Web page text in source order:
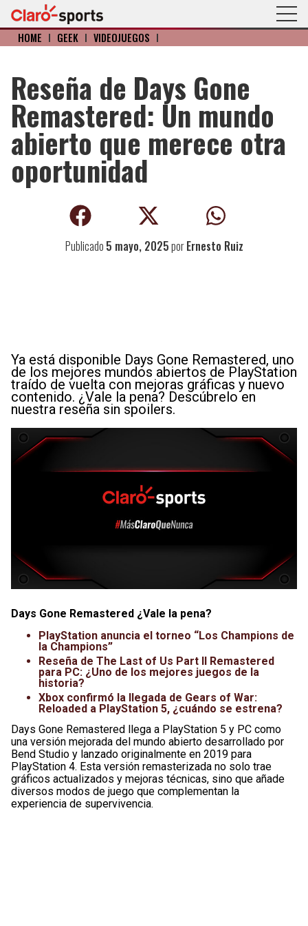
HOME I GEEK I VIDEOJUEGOS I
Reseña de Days Gone
Remastered: Un mundo
abierto que merece otra
oportunidad
Publicado 5 mayo, 2025porErnesto Ruiz
Ya está disponible Days Gone Remastered, uno
de los mejores mundos abiertos de PlayStation
traído de vuelta con mejoras gráficas y nuevo
contenido. ¿Vale la pena? Descúbrelo en
nuestra reseña sin spoilers.
Days Gone Remastered ¿Vale la pena?
PlayStation anuncia el torneo “Los Champions de
la Champions”
Reseña de The Last of Us Part II Remastered
para PC: ¿Uno de los mejores juegos de la
historia?
Xbox confirmó la llegada de Gears of War:
Reloaded a PlayStation 5, ¿cuándo se estrena?
Days Gone Remastered llega a PlayStation 5 y PC como
una versión mejorada del mundo abierto desarrollado por
Bend Studio y lanzado originalmente en 2019 para
PlayStation 4. Esta versión remasterizada no solo trae
gráficos actualizados y mejoras técnicas, sino que añade
diversos modos de juego que complementan la
experiencia de supervivencia.